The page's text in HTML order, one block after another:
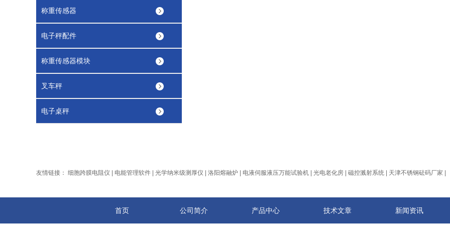
称重传感器
电子秤配件
称重传感器模块
叉车秤
电子桌秤
友情链接： 细胞跨膜电阻仪 电能管理软件 光学纳米级测厚仪 洛阳熔融炉 电液伺服液压万能试验机 光电老化房 磁控溅射系统 天津不锈钢砝码厂家
首页 公司简介 产品中心 技术文章 新闻资讯